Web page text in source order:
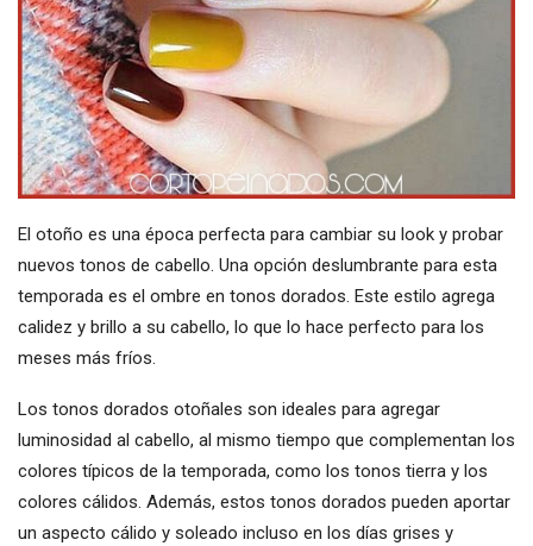
El otoño es una época perfecta para cambiar su look y probar
nuevos tonos de cabello. Una opción deslumbrante para esta
temporada es el ombre en tonos dorados. Este estilo agrega
calidez y brillo a su cabello, lo que lo hace perfecto para los
meses más fríos.
Los tonos dorados otoñales son ideales para agregar
luminosidad al cabello, al mismo tiempo que complementan los
colores típicos de la temporada, como los tonos tierra y los
colores cálidos. Además, estos tonos dorados pueden aportar
un aspecto cálido y soleado incluso en los días grises y